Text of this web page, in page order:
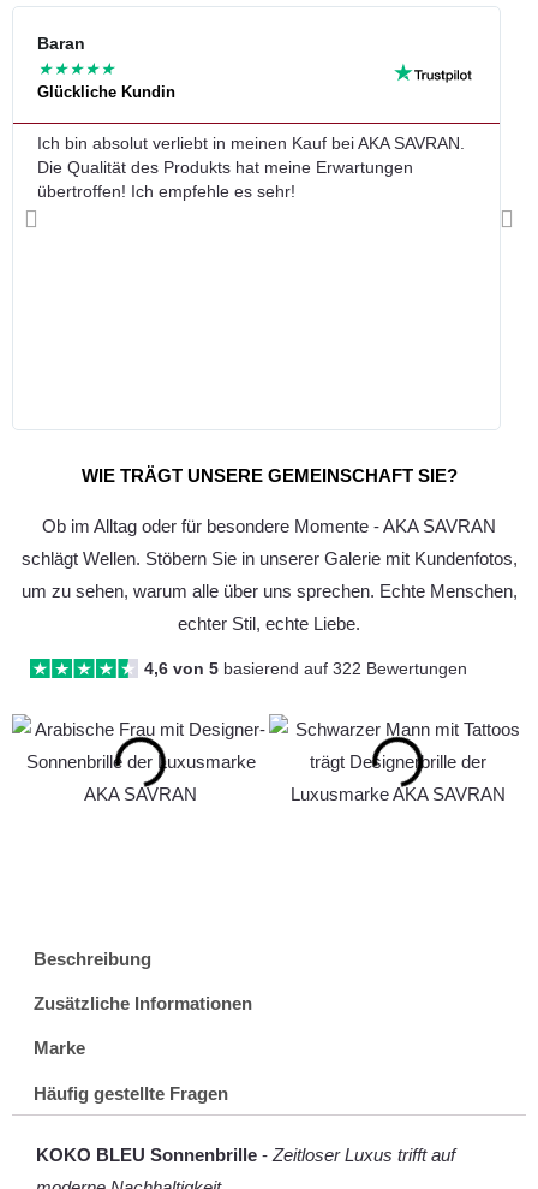
Baran
★★★★★
Glückliche Kundin
Ich bin absolut verliebt in meinen Kauf bei AKA SAVRAN.
Die Qualität des Produkts hat meine Erwartungen
übertroffen! Ich empfehle es sehr!
Vorherige
WIE TRÄGT UNSERE GEMEINSCHAFT SIE?
Ob im Alltag oder für besondere Momente - AKA SAVRAN
schlägt Wellen. Stöbern Sie in unserer Galerie mit Kundenfotos,
um zu sehen, warum alle über uns sprechen. Echte Menschen,
echter Stil, echte Liebe.
4,6 von 5 basierend auf 322 Bewertungen
Beschreibung
Zusätzliche Informationen
Marke
Häufig gestellte Fragen
KOKO BLEU Sonnenbrille -Zeitloser Luxus trifft auf